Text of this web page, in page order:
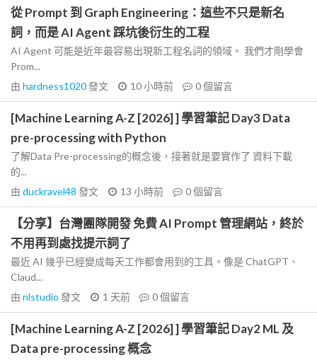
從 Prompt 到 Graph Engineering：這些不只是新名
詞，而是 AI Agent 踩坑後衍生的工程
AI Agent 可能是近年最容易出現新工程名詞的領域。 我們才剛學會
Prom...
由 hardness1020發文 10 小時前 0個留言
[Machine Learning A-Z [2026] ] 學習筆記 Day3 Data
pre-processing with Python
了解Data Pre-processing的概念後，接著就是要實作了 資料下載
的...
由 duckravel48 發文 13 小時前 0個留言
【分享】台灣團隊開發 免費 AI Prompt 管理網站，終於
不用再到處找提示詞了
最近 AI 幾乎已經變成每天工作都會用到的工具。像是 ChatGPT、
Claud...
由 nlstudio 發文 1 天前 0個留言
[Machine Learning A-Z [2026] ] 學習筆記 Day2 ML 及
Data pre-processing 概念